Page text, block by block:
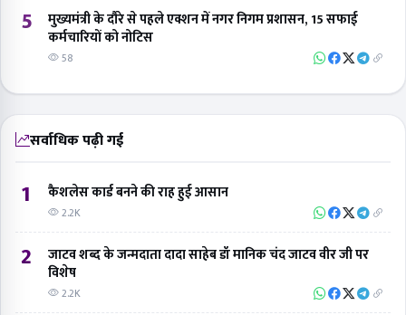
5
मुख्यमंत्री के दौरे से पहले एक्शन में नगर निगम प्रशासन, 15 सफाई
कर्मचारियों को नोटिस
58
सर्वाधिक पढ़ी गई
1 कैशलेस कार्ड बनने की राह हुई आसान
2.2K
2
जाटव शब्द के जन्मदाता दादा साहेब डॉ मानिक चंद जाटव वीर जी पर
विशेष
2.2K